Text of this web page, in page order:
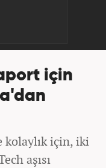
için
kolaylık için, iki
aşısı